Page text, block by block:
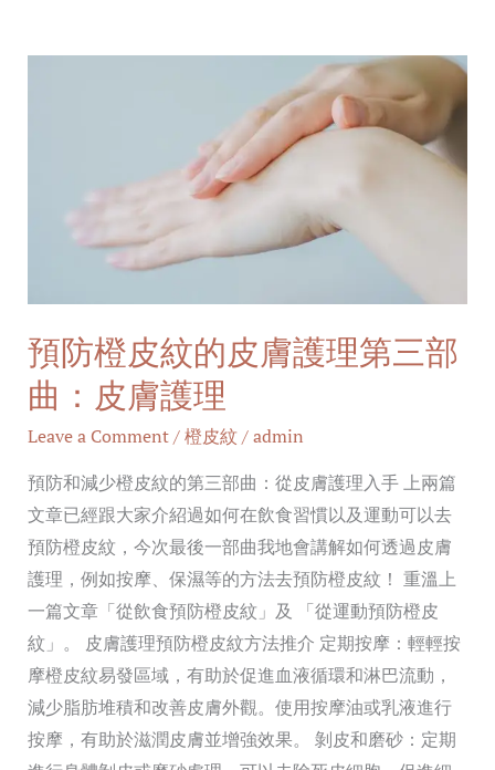
預防橙皮紋的皮膚護理第三部
曲：皮膚護理
Leave a Comment/橙皮紋/admin
預防和減少橙皮紋的第三部曲：從皮膚護理入手 上兩篇
文章已經跟大家介紹過如何在飲食習慣以及運動可以去
預防橙皮紋，今次最後一部曲我地會講解如何透過皮膚
護理，例如按摩、保濕等的方法去預防橙皮紋！ 重溫上
一篇文章「從飲食預防橙皮紋」及 「從運動預防橙皮
紋」。 皮膚護理預防橙皮紋方法推介 定期按摩：輕輕按
摩橙皮紋易發區域，有助於促進血液循環和淋巴流動，
減少脂肪堆積和改善皮膚外觀。使用按摩油或乳液進行
按摩，有助於滋潤皮膚並增強效果。 剝皮和磨砂：定期
理
第
曲：
皮
膚
護
理